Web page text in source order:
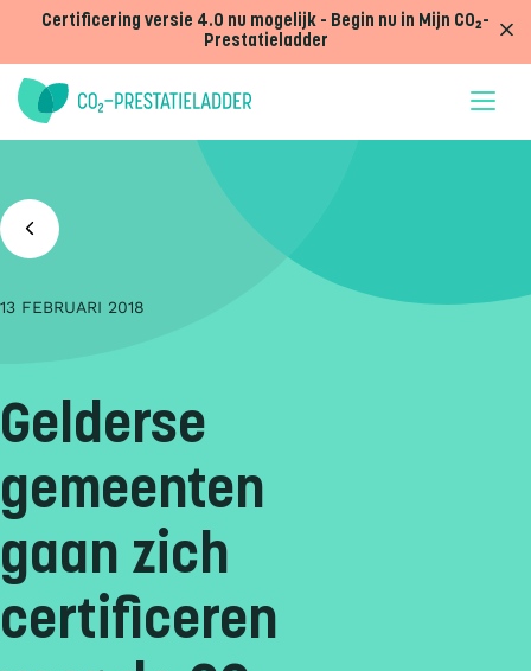
Certificering versie 4.0 nu mogelijk - Begin nu in Mijn CO₂-
Prestatieladder
13 FEBRUARI 2018
Gelderse
gemeenten
gaan zich
certificeren